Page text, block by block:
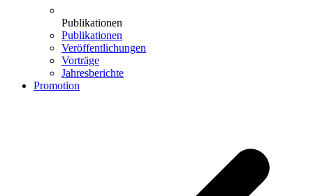
Publikationen
Publikationen
Veröffentlichungen
Vorträge
Jahresberichte
Promotion